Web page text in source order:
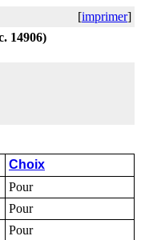
[imprimer]
14906)
Choix
Pour
Pour
Pour